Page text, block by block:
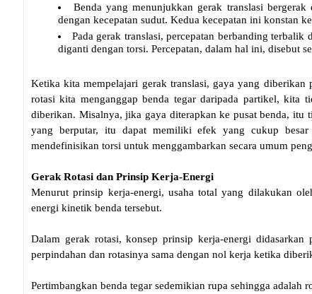
Benda yang menunjukkan gerak translasi
dengan kecepatan sudut. Kedua kecepatan ini konstan
Pada gerak translasi, percepatan berbanding
diganti dengan torsi. Percepatan, dalam hal ini, disebut
Ketika kita mempelajari gerak translasi, gaya yang diberikan
rotasi kita menganggap benda tegar daripada partikel, kita
diberikan. Misalnya, jika gaya diterapkan ke pusat benda, itu
yang berputar, itu dapat memiliki efek yang cukup
mendefinisikan torsi untuk menggambarkan secara umum
Gerak Rotasi dan Prinsip Kerja-Energi
Menurut prinsip kerja-energi, usaha total yang dilakukan
energi kinetik benda tersebut.
Dalam gerak rotasi, konsep prinsip kerja-energi
perpindahan dan rotasinya sama dengan nol kerja ketika
Pertimbangkan benda tegar sedemikian rupa sehingga